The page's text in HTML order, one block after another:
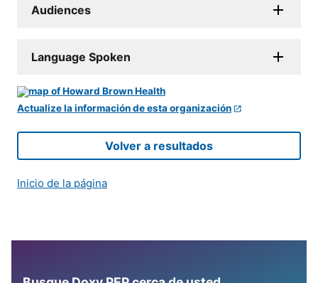
Audiences
Language Spoken
Actualize la información de esta organización
Volver a resultados
Inicio de la página